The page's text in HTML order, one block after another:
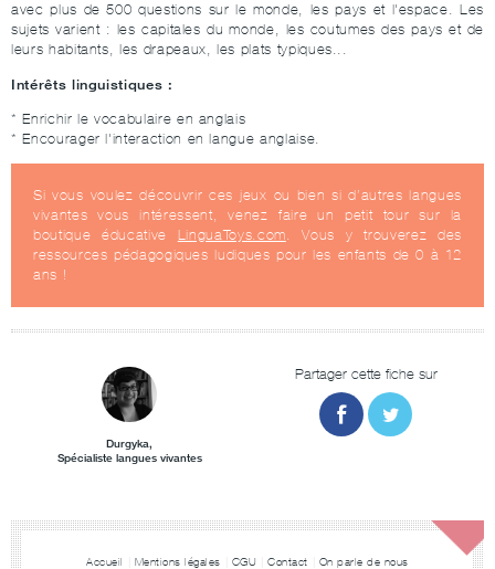
avec plus de 500 questions sur le monde, les pays et l'espace. Les
sujets varient : les capitales du monde, les coutumes des pays et de
leurs habitants, les drapeaux, les plats typiques...
Intérêts linguistiques :
* Enrichir le vocabulaire en anglais
* Encourager l'interaction en langue anglaise.
Si vous voulez découvrir ces jeux ou bien si d’autres langues
vivantes vous intéressent, venez faire un petit tour sur la
boutique éducative LinguaToys.com . Vous y trouverez des
ressources pédagogiques ludiques pour les enfants de 0 à 12
ans !
Durgyka,
Spécialiste langues vivantes
Partager cette fiche sur
Accueil Mentions légales CGU Contact On parle de nous